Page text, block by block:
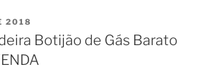
2018
Botijão de Gás Barato